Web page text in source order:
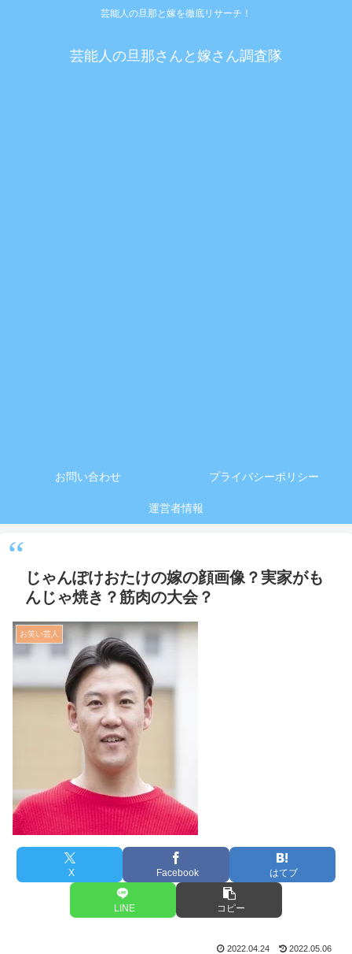
芸能人の旦那と嫁を徹底リサーチ！
芸能人の旦那さんと嫁さん調査隊
お問い合わせ プライバシーポリシー
運営者情報
じゃんぽけおたけの嫁の顔画像？実家がも
んじゃ焼き？筋肉の大会？
お笑い芸人
X Facebook はてブ
LINE コピー
2022.04.24 2022.05.06